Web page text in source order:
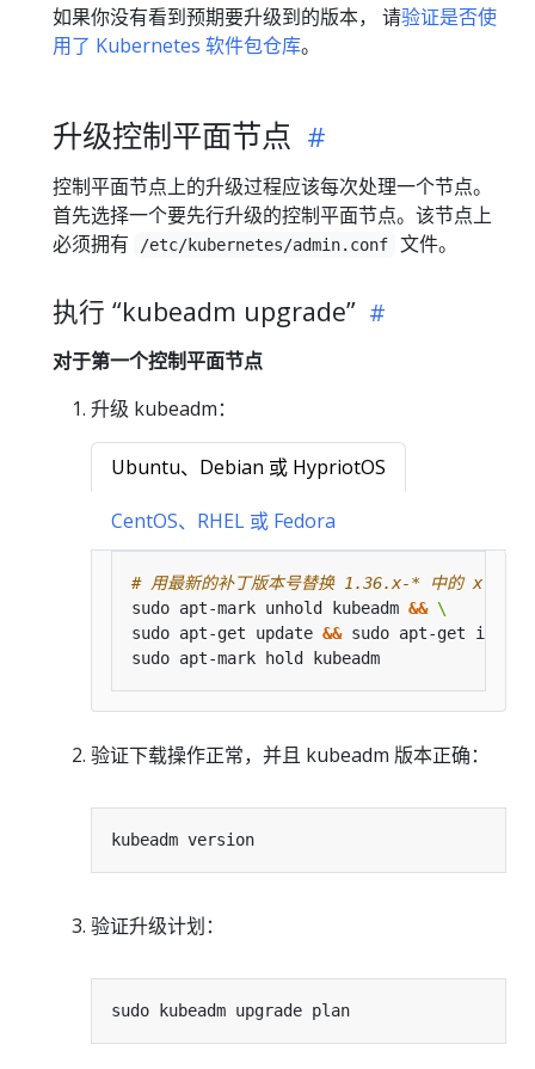
如果你没有看到预期要升级到的版本， 请验证是否使
用了 Kubernetes 软件包仓库。
升级控制平面节点
控制平面节点上的升级过程应该每次处理一个节点。
首先选择一个要先行升级的控制平面节点。该节点上
必须拥有
/etc/kubernetes/admin.conf 文件。
执行 “kubeadm upgrade”
对于第一个控制平面节点
升级 kubeadm：
Ubuntu、Debian 或 HypriotOS
CentOS、RHEL 或 Fedora
# 用最新的补丁版本号替换 1.36.x-* 中的 x
sudo apt-mark unhold kubeadm &&
sudo apt-get update && sudo apt-get
验证下载操作正常，并且 kubeadm 版本正确：
验证升级计划：